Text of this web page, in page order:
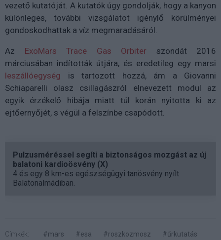
vezető kutatóját. A kutatók úgy gondolják, hogy a kanyon
különleges, további vizsgálatot igénylő körülményei
gondoskodhattak a víz megmaradásáról.
Az ExoMars Trace Gas Orbiter szondát 2016
márciusában indították útjára, és eredetileg egy marsi
leszállóegység is tartozott hozzá, ám a Giovanni
Schiaparelli olasz csillagászról elnevezett modul az
egyik érzékelő hibája miatt túl korán nyitotta ki az
ejtőernyőjét, s végül a felszínbe csapódott.
Pulzusméréssel segíti a biztonságos mozgást az új
balatoni kardioösvény (X)
4 és egy 8 km-es egészségügyi tanösvény nyílt
Balatonalmádiban.
Címkék: #mars #esa #roszkozmosz
#űrkutatás